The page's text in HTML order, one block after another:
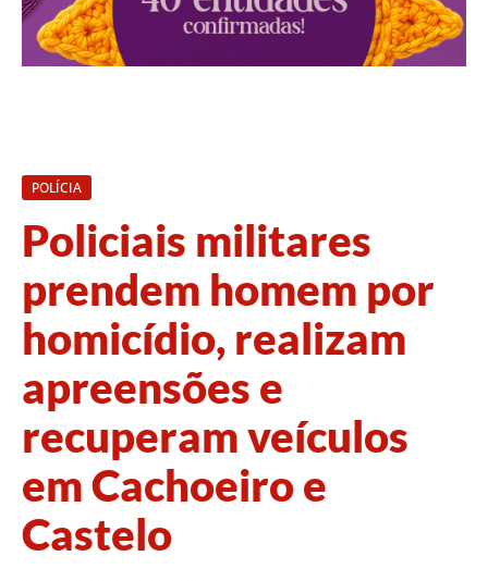
POLÍCIA
Policiais militares
prendem homem por
homicídio, realizam
apreensões e
recuperam veículos
em Cachoeiro e
Castelo